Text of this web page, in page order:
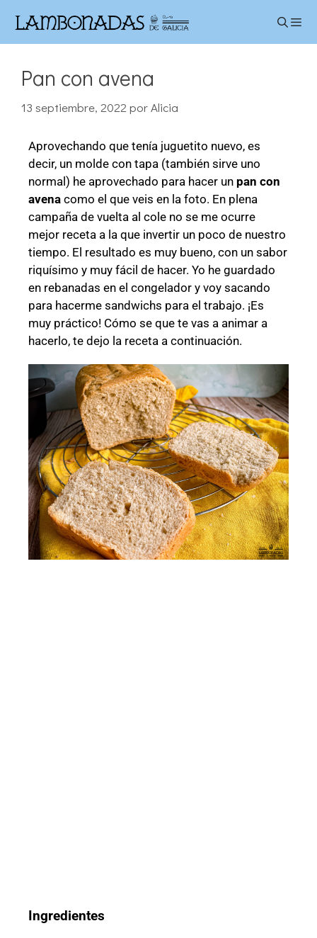
Pan con avena
13 septiembre, 2022 porAlicia
Aprovechando que tenía juguetito nuevo, es
decir, un molde con tapa (también sirve uno
normal) he aprovechado para hacer un pan con
avena como el que veis en la foto. En plena
campaña de vuelta al cole no se me ocurre
mejor receta a la que invertir un poco de nuestro
tiempo. El resultado es muy bueno, con un sabor
riquísimo y muy fácil de hacer. Yo he guardado
en rebanadas en el congelador y voy sacando
para hacerme sandwichs para el trabajo. ¡Es
muy práctico! Cómo se que te vas a animar a
hacerlo, te dejo la receta a continuación.
Ingredientes